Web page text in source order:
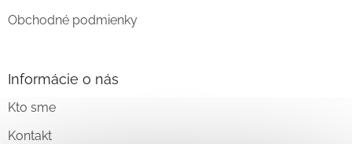
Obchodné podmienky
Informácie o nás
Kto sme
Kontakt